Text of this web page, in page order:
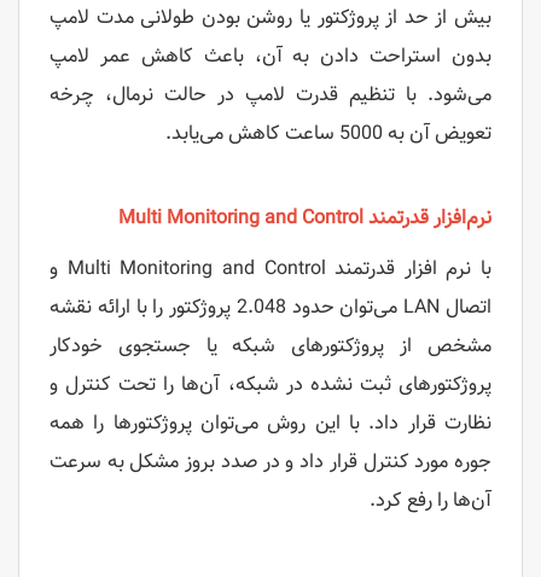
بیش از حد از پروژکتور یا روشن بودن طولانی مدت لامپ
بدون استراحت دادن به آن، باعث کاهش عمر لامپ
می‌شود. با تنظیم قدرت لامپ در حالت نرمال، چرخه
تعویض آن به 5000 ساعت کاهش می‌یابد.
نرم‌افزار قدرتمند Multi Monitoring and Control
با نرم افزار قدرتمند Multi Monitoring and Control و
اتصال LAN می‌توان حدود 2.048 پروژکتور را با ارائه نقشه
مشخص از پروژکتورهای شبکه یا جستجوی خودکار
پروژکتورهای ثبت نشده در شبکه، آن‌ها را تحت کنترل و
نظارت قرار داد. با این روش می‌توان پروژکتورها را همه
جوره مورد کنترل قرار داد و در صدد بروز مشکل به سرعت
آن‌ها را رفع کرد.